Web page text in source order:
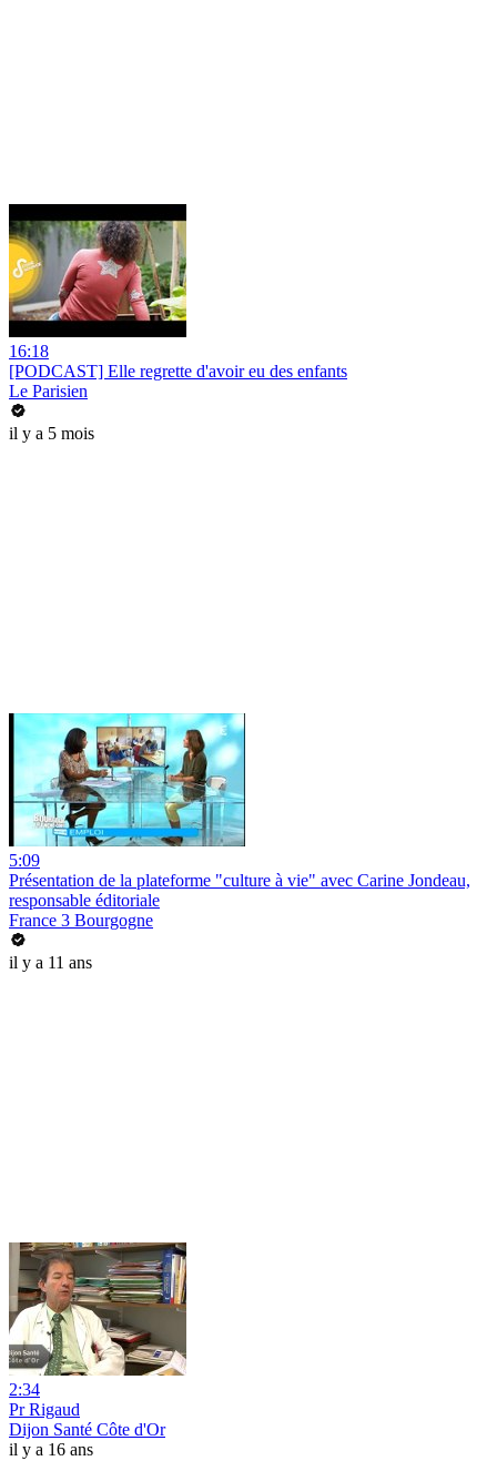
16:18
[PODCAST] Elle regrette d'avoir eu des enfants
Le Parisien
il y a 5 mois
5:09
Présentation de la plateforme "culture à vie" avec Carine Jondeau,
responsable éditoriale
France 3 Bourgogne
il y a 11 ans
2:34
Pr Rigaud
Dijon Santé Côte d'Or
il y a 16 ans